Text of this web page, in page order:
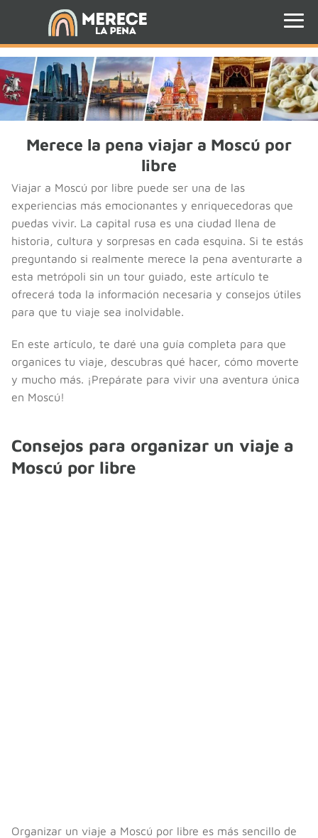
Merece la pena viajar a Moscú por
libre
Viajar a Moscú por libre puede ser una de las
experiencias más emocionantes y enriquecedoras que
puedas vivir. La capital rusa es una ciudad llena de
historia, cultura y sorpresas en cada esquina. Si te estás
preguntando si realmente merece la pena aventurarte a
esta metrópoli sin un tour guiado, este artículo te
ofrecerá toda la información necesaria y consejos útiles
para que tu viaje sea inolvidable.
En este artículo, te daré una guía completa para que
organices tu viaje, descubras qué hacer, cómo moverte
y mucho más. ¡Prepárate para vivir una aventura única
en Moscú!
Consejos para organizar un viaje a
Moscú por libre
Organizar un viaje a Moscú por libre es más sencillo de